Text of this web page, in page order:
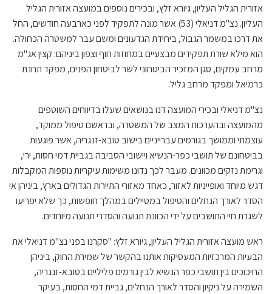
אזורית הגליל העליון, גיורא זלץ, ובכירים נוספים במועצה אזורית הגליל
העליון. נצ"מ דניאלי (53) אשר מונה לתפקיד לפני כארבעה חודשים, החל
את דרכו במשמר הגבול, ביחידת הגדעונים ומשם עבר למשטרה הכחולה.
הוא מילא שורת תפקידים מבצעיים במחוזות חוף וצפון ביניהם: קצין אג"מ
מרחב עמקים, סגן המזכיר הביטחוני לשר לביטחון הפנים, מפקד תחנת
כרמיאל ומפקד מרחב גליל.
נצ"מ דניאלי ובכירי המועצה דנו בנושאים שעלו בדיווחים השוטפים
מהמועצה ובהערכות המצב של המשטרה, ובראשם טיפול ממוקד,
עוצמתי וממושך בגורמים עברייניים בישוב טובא-זנגריה, אשר פוגעות
בביטחונם של תושבי כפר-הנשיא ויישובי הסביבה בגביית דמי חסות, ירי,
וגרימת נזקים מכוונים. מעבר לכך נדונו משימות עיקריות נוספות המקבלות
דגש מיוחד ואופייניות לאזור, כאחד מאזורי התיירות הגדולים בארץ, ביניהן אי
הסדר לאורך הנחלים והטיפול במטיילים במהלך חופשות, כך שלא יפריעו
לשגרת חיי התושבים על ידי הכוונת תנועה והסדרי תנועה מיוחדים.
ראש מועצה אזורית הגליל העליון, גיורא זלץ: "סקרנו בפני נצ"מ דניאלי את
הבעיות המרכזיות המעסיקות אותנו בהקשר של שמירת החוק, ביניהן
החיכוכים בין תושבי כפר הנשיא לבין גורמים פליליים בטובא-זנגריה,
השמירה על ניקיון והסדר לאורך הנחלים, גביית דמי החסות, בעיקר